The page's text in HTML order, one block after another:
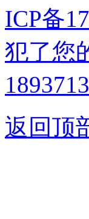
ICP备
犯了您
返回顶